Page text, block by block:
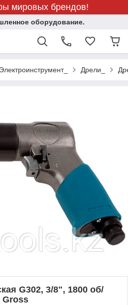
мировых брендов!
оборудование.
Электроинструмент_ Дрели_
G302, 3/8", 1800 об/
Gross